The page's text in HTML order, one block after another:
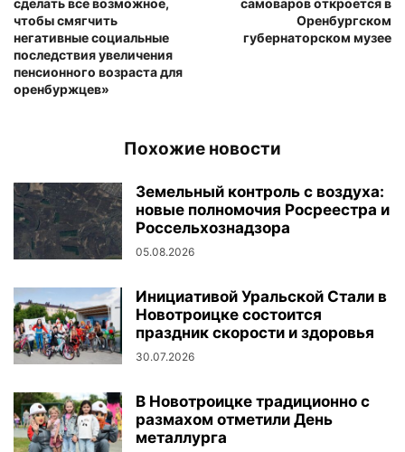
чтобы смягчить
негативные социальные
последствия увеличения
пенсионного возраста для
оренбуржцев»
Оренбургском
губернаторском музее
Похожие новости
Земельный контроль с воздуха:
новые полномочия Росреестра и
Россельхознадзора
05.08.2026
Инициативой Уральской Стали в
Новотроицке состоится
праздник скорости и здоровья
30.07.2026
В Новотроицке традиционно с
размахом отметили День
металлурга